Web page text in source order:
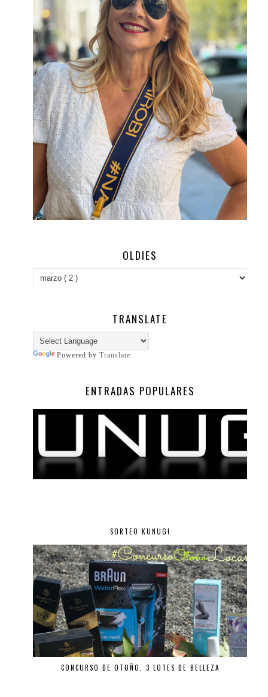
OLDIES
TRANSLATE
Powered by Translate
ENTRADAS POPULARES
SORTEO KUNUGI
CONCURSO DE OTOÑO, 3 LOTES DE BELLEZA